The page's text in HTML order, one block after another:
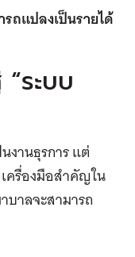
ถแปลงเป็นรายได้
ระบบ
งานธุรการ แต่
ครื่องมือสำคัญใน
บาลจะสามารถ